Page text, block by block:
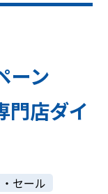
ーン
門店ダイ
セール